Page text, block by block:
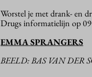
Worstel je met drank- en
Drugs informatielijn op
EMMA SPRANGERS
BEELD: BAS VAN DER